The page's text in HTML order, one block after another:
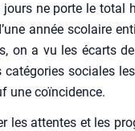
jours ne porte le total
année sco­laire
on a vu les écarts
caté­go­ries sociales
une coïn­ci­dence.
les attentes et les